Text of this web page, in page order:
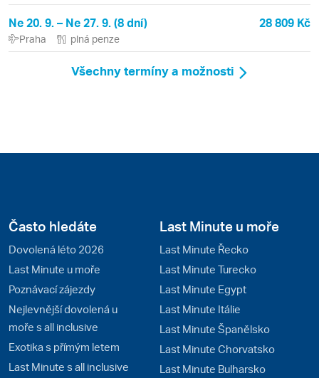
Ne 20. 9. – Ne 27. 9. (8 dní) 28 809 Kč
Praha plná penze
Všechny termíny a možnosti
Často hledáte
Dovolená léto 2026
Last Minute u moře
Poznávací zájezdy
Nejlevnější dovolená u
moře s all inclusive
Exotika s přímým letem
Last Minute s all inclusive
Last Minute u moře
Last Minute Řecko
Last Minute Turecko
Last Minute Egypt
Last Minute Itálie
Last Minute Španělsko
Last Minute Chorvatsko
Last Minute Bulharsko